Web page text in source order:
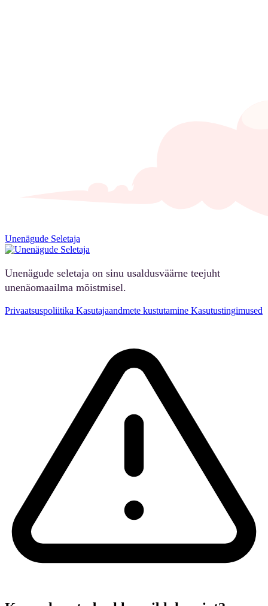
Unenägude Seletaja
Unenägude seletaja on sinu usaldusväärne teejuht
unenäomaailma mõistmisel.
Privaatsuspoliitika Kasutajaandmete kustutamine Kasutustingimused